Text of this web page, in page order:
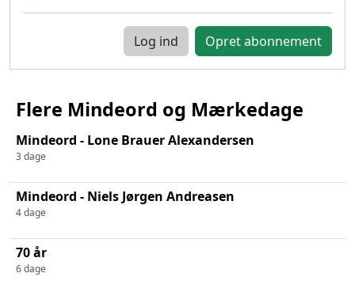
Log ind
Flere Mindeord og Mærkedage
Mindeord - Lone Brauer Alexandersen
3 dage
Mindeord - Niels Jørgen Andreasen
4 dage
70 år
6 dage